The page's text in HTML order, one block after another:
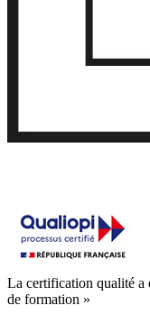
La certification qualité a
de formation »